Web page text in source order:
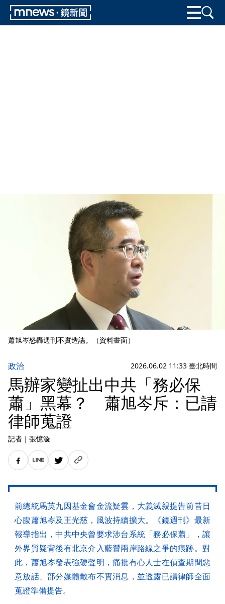
蕭旭岑怒轟週刊不實造謠。（資料畫面）
政治 2026.06.02 11:33 臺北時間
馬辦家變扯出中共「務必保
蕭」黑幕？ 蕭旭岑斥：已請
律師蒐證
記者 ｜ 張憶漩
前總統馬英九因基金會金流疑雲，大義滅親提告前昔日
心腹蕭旭岑及王光慈，風波持續擴大。《鏡週刊》最新
報導指出，中共中央曾要求涉台系統「務必保蕭」，讓
外界質疑背後有北京介入藍營兩岸路線之爭的痕跡。對
此，蕭旭岑發表強硬聲明，痛批有心人士在偵查期間惡
意放話、部分媒體散布不實消息，並透露已請律師全面
蒐證準備提告。